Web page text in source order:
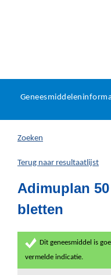
U
hier:
Zoeken
Terug naar resultaatlijst
Adimuplan
bletten
Dit geneesmiddel is
vermelde indicatie.